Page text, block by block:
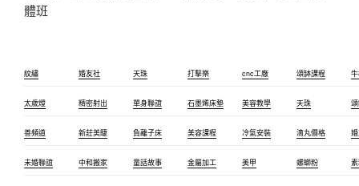
體班
紋繡 婚友社 天珠 打擊樂 cnc工廠 頌缽課程
太歲燈 精密射出 單身聯誼 石墨烯床墊 美容教學 天珠
善頻道 新莊美睫 負離子床 美容課程 冷氣安裝 滴丸價格
未婚聯誼 中和搬家 童話故事 金屬加工 美甲 螺螄粉